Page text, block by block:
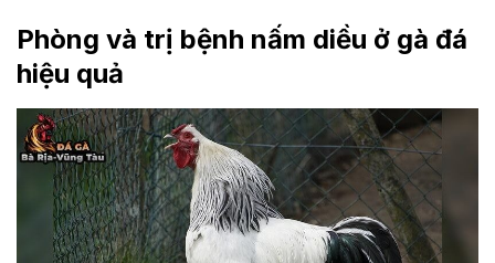
Phòng và trị bệnh nấm diều ở gà đá
hiệu quả